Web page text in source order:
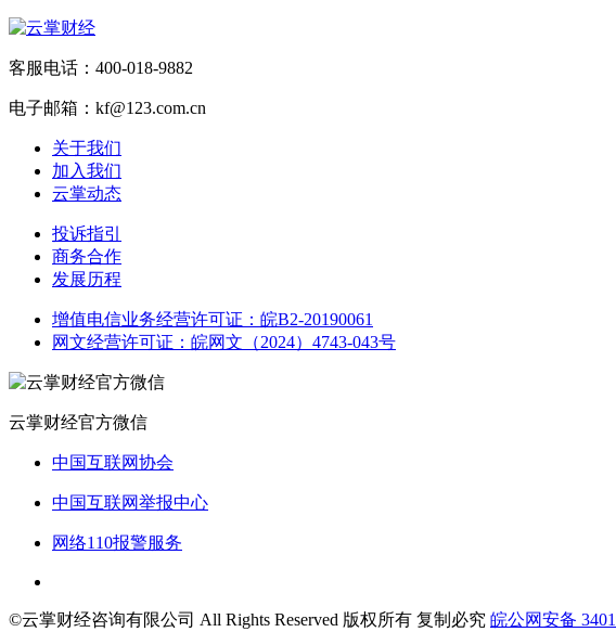
客服电话：400-018-9882
电子邮箱：kf@123.com.cn
关于我们
加入我们
云掌动态
投诉指引
商务合作
发展历程
增值电信业务经营许可证：皖B2-20190061
网文经营许可证：皖网文（2024）4743-043号
云掌财经官方微信
中国互联网协会
中国互联网举报中心
网络110报警服务
©云掌财经咨询有限公司 All Rights Reserved 版权所有 复制必究 皖公网安备